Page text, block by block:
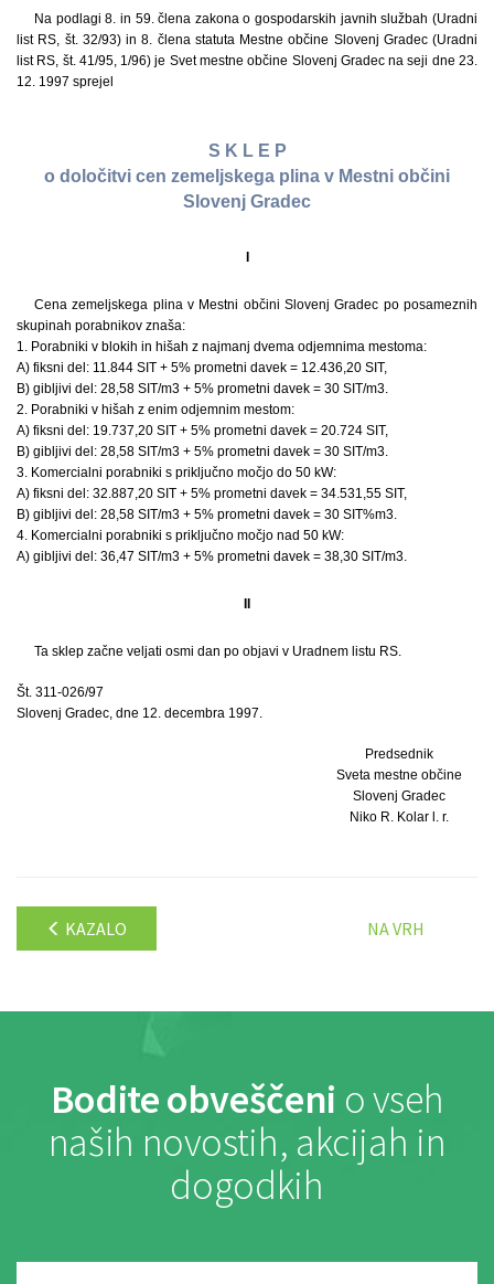
Na podlagi 8. in 59. člena zakona o gospodarskih javnih službah (Uradni
list RS, št. 32/93) in 8. člena statuta Mestne občine Slovenj Gradec (Uradni
list RS, št. 41/95, 1/96) je Svet mestne občine Slovenj Gradec na seji dne 23.
12. 1997 sprejel
S K L E P
o določitvi cen zemeljskega plina v Mestni občini
Slovenj Gradec
I
Cena zemeljskega plina v Mestni občini Slovenj Gradec po posameznih
skupinah porabnikov znaša:
1. Porabniki v blokih in hišah z najmanj dvema odjemnima mestoma:
A) fiksni del: 11.844 SIT + 5% prometni davek = 12.436,20 SIT,
B) gibljivi del: 28,58 SIT/m3 + 5% prometni davek = 30 SIT/m3.
2. Porabniki v hišah z enim odjemnim mestom:
A) fiksni del: 19.737,20 SIT + 5% prometni davek = 20.724 SIT,
B) gibljivi del: 28,58 SIT/m3 + 5% prometni davek = 30 SIT/m3.
3. Komercialni porabniki s priključno močjo do 50 kW:
A) fiksni del: 32.887,20 SIT + 5% prometni davek = 34.531,55 SIT,
B) gibljivi del: 28,58 SIT/m3 + 5% prometni davek = 30 SIT%m3.
4. Komercialni porabniki s priključno močjo nad 50 kW:
A) gibljivi del: 36,47 SIT/m3 + 5% prometni davek = 38,30 SIT/m3.
II
Ta sklep začne veljati osmi dan po objavi v Uradnem listu RS.
Št. 311-026/97
Slovenj Gradec, dne 12. decembra 1997.
Predsednik
Sveta mestne občine
Slovenj Gradec
Niko R. Kolar l. r.
KAZALO NA VRH
Bodite obveščeni o vseh
naših novostih, akcijah in
dogodkih